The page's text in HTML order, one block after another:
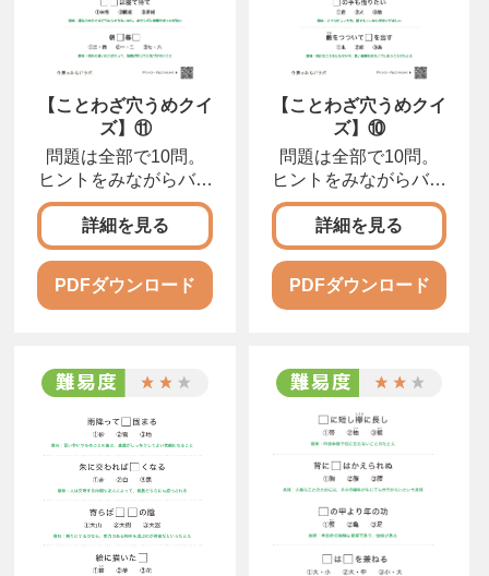
【ことわざ穴うめクイ
ズ】⑪
問題は全部で10問。
ヒントをみながらバラ
バラになったカタカナ
をならびかえて、正し
い言葉にしましょう。
詳細を見る
PDFダウンロード
【ことわざ穴うめクイ
ズ】⑩
問題は全部で10問。
ヒントをみながらバラ
バラになったカタカナ
をならびかえて、正し
い言葉にしましょう。
詳細を見る
PDFダウンロード